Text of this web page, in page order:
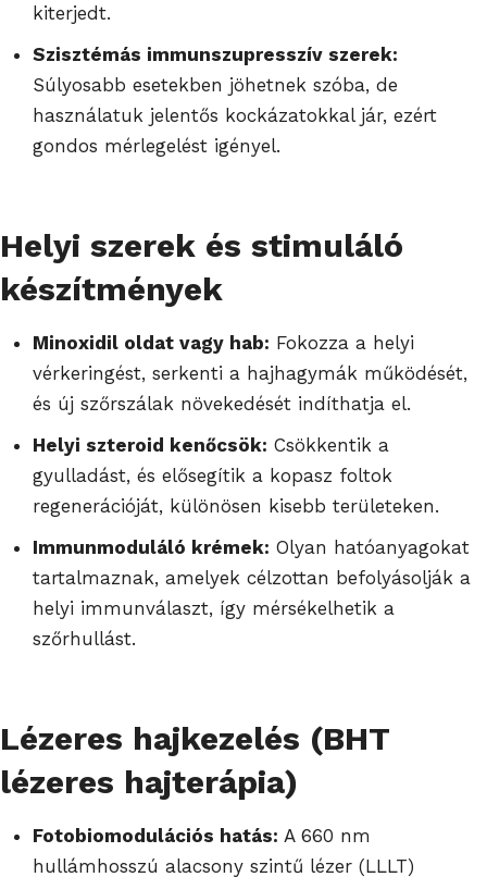
kiterjedt.
Szisztémás immunszupresszív szerek:
Súlyosabb esetekben jöhetnek szóba, de
használatuk jelentős kockázatokkal jár, ezért
gondos mérlegelést igényel.
Helyi szerek és stimuláló
készítmények
Minoxidil oldat vagy hab: Fokozza a helyi
vérkeringést, serkenti a hajhagymák működését,
és új szőrszálak növekedését indíthatja el.
Helyi szteroid kenőcsök: Csökkentik a
gyulladást, és elősegítik a kopasz foltok
regenerációját, különösen kisebb területeken.
Immunmoduláló krémek: Olyan hatóanyagokat
tartalmaznak, amelyek célzottan befolyásolják a
helyi immunválaszt, így mérsékelhetik a
szőrhullást.
Lézeres hajkezelés (BHT
lézeres hajterápia)
Fotobiomodulációs hatás: A 660 nm
hullámhosszú alacsony szintű lézer (LLLT)